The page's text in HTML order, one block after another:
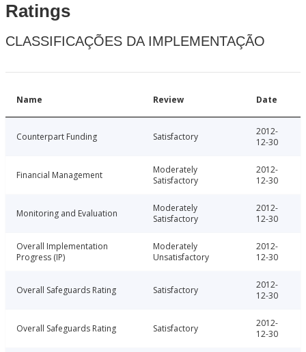
Ratings
CLASSIFICAÇÕES DA IMPLEMENTAÇÃO
Name Review Date
Counterpart Funding Satisfactory
2012-
12-30
Financial Management
Moderately
Satisfactory
2012-
12-30
Monitoring and Evaluation
Moderately
Satisfactory
2012-
12-30
Overall Implementation
Progress (IP)
Moderately
Unsatisfactory
2012-
12-30
Overall Safeguards Rating Satisfactory
2012-
12-30
Overall Safeguards Rating Satisfactory
2012-
12-30